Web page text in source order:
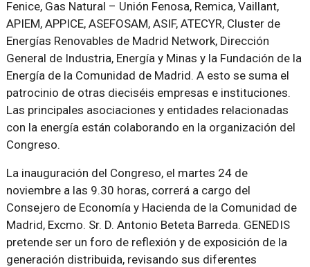
Fenice, Gas Natural – Unión Fenosa, Remica, Vaillant,
APIEM, APPICE, ASEFOSAM, ASIF, ATECYR, Cluster de
Energías Renovables de Madrid Network, Dirección
General de Industria, Energía y Minas y la Fundación de la
Energía de la Comunidad de Madrid. A esto se suma el
patrocinio de otras dieciséis empresas e instituciones.
Las principales asociaciones y entidades relacionadas
con la energía están colaborando en la organización del
Congreso.
La inauguración del Congreso, el martes 24 de
noviembre a las 9.30 horas, correrá a cargo del
Consejero de Economía y Hacienda de la Comunidad de
Madrid, Excmo. Sr. D. Antonio Beteta Barreda. GENEDIS
pretende ser un foro de reflexión y de exposición de la
generación distribuida, revisando sus diferentes